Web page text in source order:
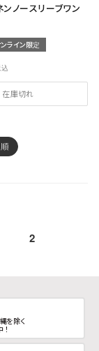
ノースリーブワン
ライン限定
在庫切れ
2
を除く